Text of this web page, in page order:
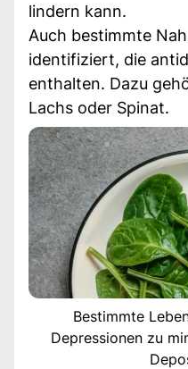
lindern kann.
Auch bestimmte
identifiziert, die
enthalten. Dazu
Lachs oder Spinat.
Bestimmte
Depressionen zu